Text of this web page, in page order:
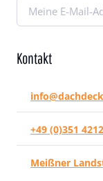
Kontakt
+49 (0)351
Meißner